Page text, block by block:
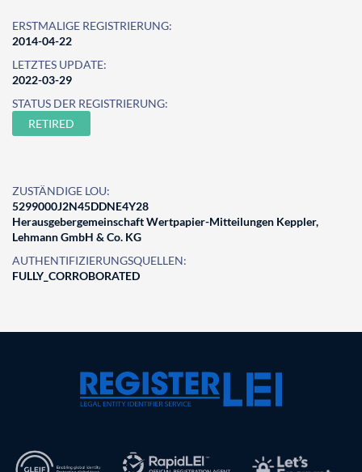
ERSTMALIGE REGISTRIERUNG:
2014-04-22
LETZTES UPDATE:
2022-03-29
STATUS DER REGISTRIERUNG:
RETIRED
ZUSTÄNDIGE LOU:
5299000J2N45DDNE4Y28
Herausgebergemeinschaft Wertpapier-Mitteilungen Keppler,
Lehmann GmbH & Co. KG
AUTHENTIFIZIERUNGSQUELLEN:
FULLY_CORROBORATED